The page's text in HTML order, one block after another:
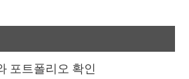
포트폴리오 확인